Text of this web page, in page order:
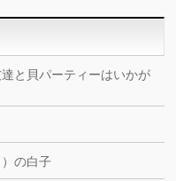
と貝パーティーはいかが
の白子